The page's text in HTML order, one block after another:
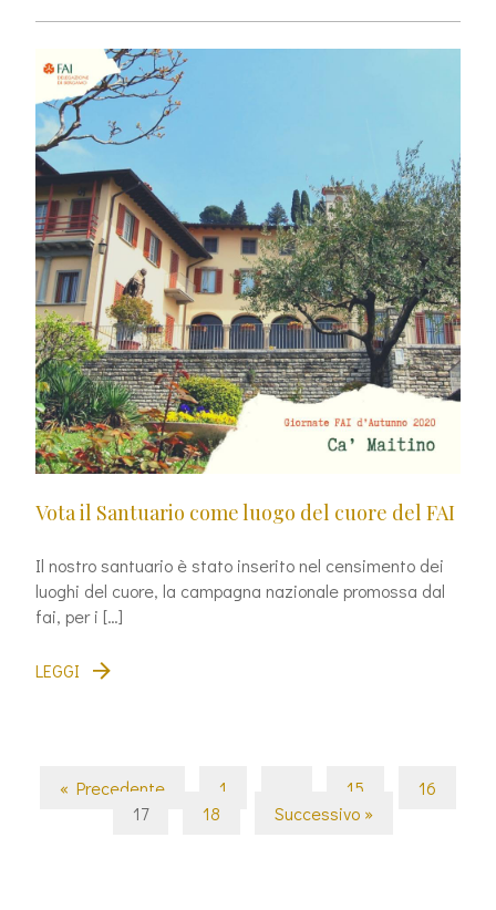
Vota il Santuario come luogo del cuore del FAI
Il nostro santuario è stato inserito nel censimento dei
luoghi del cuore, la campagna nazionale promossa dal
fai, per i […]
LEGGI
« Precedente 1 15
16
17
18 Successivo »